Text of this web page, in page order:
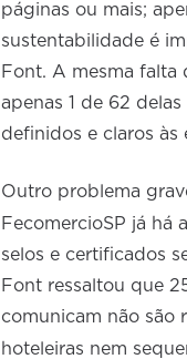
páginas ou mais;
sustentabilidade é
Font. A mesma falta
apenas 1 de 62
definidos e claros às
Outro problema
FecomercioSP já há
selos e certificados
Font ressaltou que
comunicam não são
hoteleiras nem